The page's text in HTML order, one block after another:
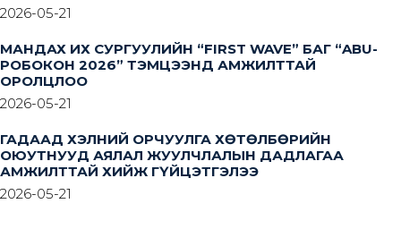
2026-05-21
МАНДАХ ИХ СУРГУУЛИЙН “FIRST WAVE” БАГ “ABU-
РОБОКОН 2026” ТЭМЦЭЭНД АМЖИЛТТАЙ
ОРОЛЦЛОО
2026-05-21
ГАДААД ХЭЛНИЙ ОРЧУУЛГА ХӨТӨЛБӨРИЙН
ОЮУТНУУД АЯЛАЛ ЖУУЛЧЛАЛЫН ДАДЛАГАА
АМЖИЛТТАЙ ХИЙЖ ГҮЙЦЭТГЭЛЭЭ
2026-05-21